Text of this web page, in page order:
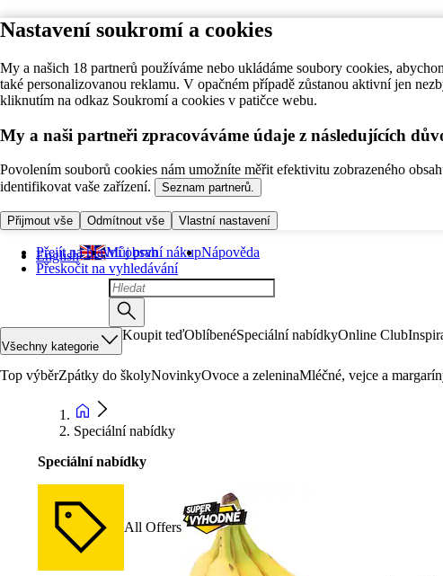
Nastavení soukromí a cookies
My a našich 18 partnerů používáme nebo ukládáme soubory cookies,
také personalizovanou reklamu. V opačném případě zůstanou aktivní jen
kliknutím na odkaz Soukromí a cookies v patičce webu.
My a naši partneři zpracováváme údaje z následujících
Povolením souborů cookies nám umožníte měřit efektivitu zobrazeného
identifikovat vaše zařízení.
Seznam partnerů.
Přijmout vše Odmítnout vše Vlastní nastavení
Přejít na hlavní obsah
Přeskočit na vyhledávání
English Můj první nákupNápověda
Všechny kategorie
Koupit teďOblíbenéSpeciální nabídkyOnline Club
Top výběrZpátky do školyNovinkyOvoce a zeleninaMléčné, vejce a
Speciální nabídky
Speciální nabídky
All Offers